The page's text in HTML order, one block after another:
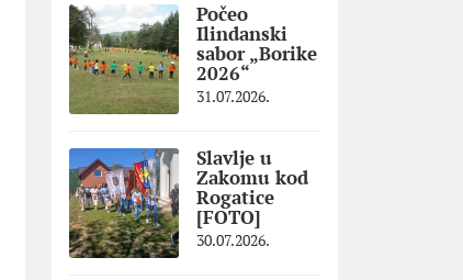
Počeo
Ilindanski
sabor „Borike
2026“
31.07.2026.
Slavlje u
Zakomu kod
Rogatice
[FOTO]
30.07.2026.